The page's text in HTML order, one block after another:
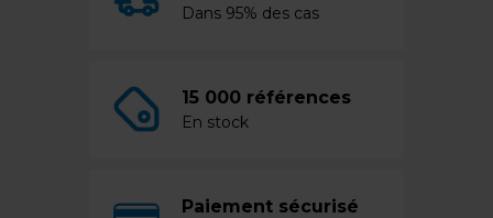
Dans 95% des cas
15 000 références
En stock
Paiement sécurisé